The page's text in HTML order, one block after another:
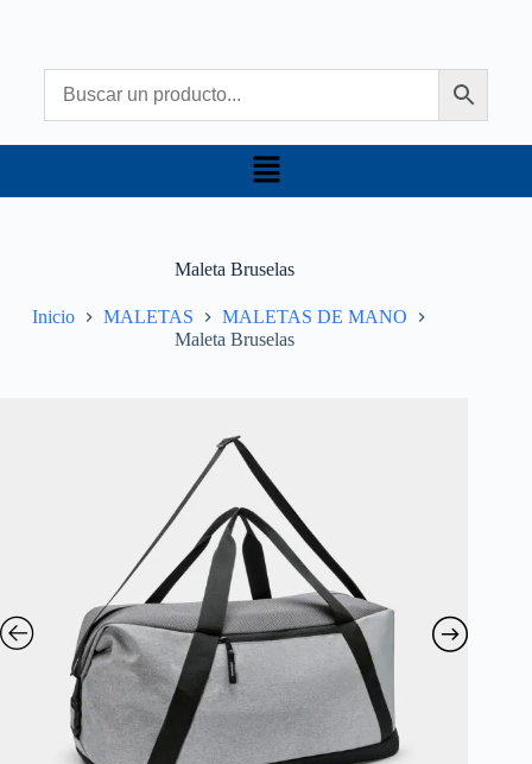
Maleta Bruselas
Inicio MALETAS
MALETAS DE MANO
Maleta Bruselas